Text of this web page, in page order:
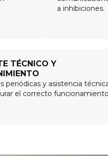
a inhibiciones.
TÉCNICO Y
periódicas y asistencia
el correcto